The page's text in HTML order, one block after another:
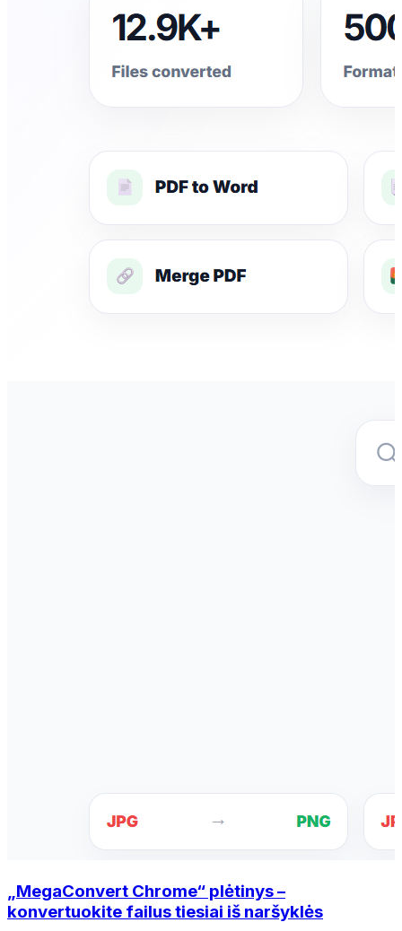
„MegaConvert Chrome“ plėtinys –
konvertuokite failus tiesiai iš naršyklės